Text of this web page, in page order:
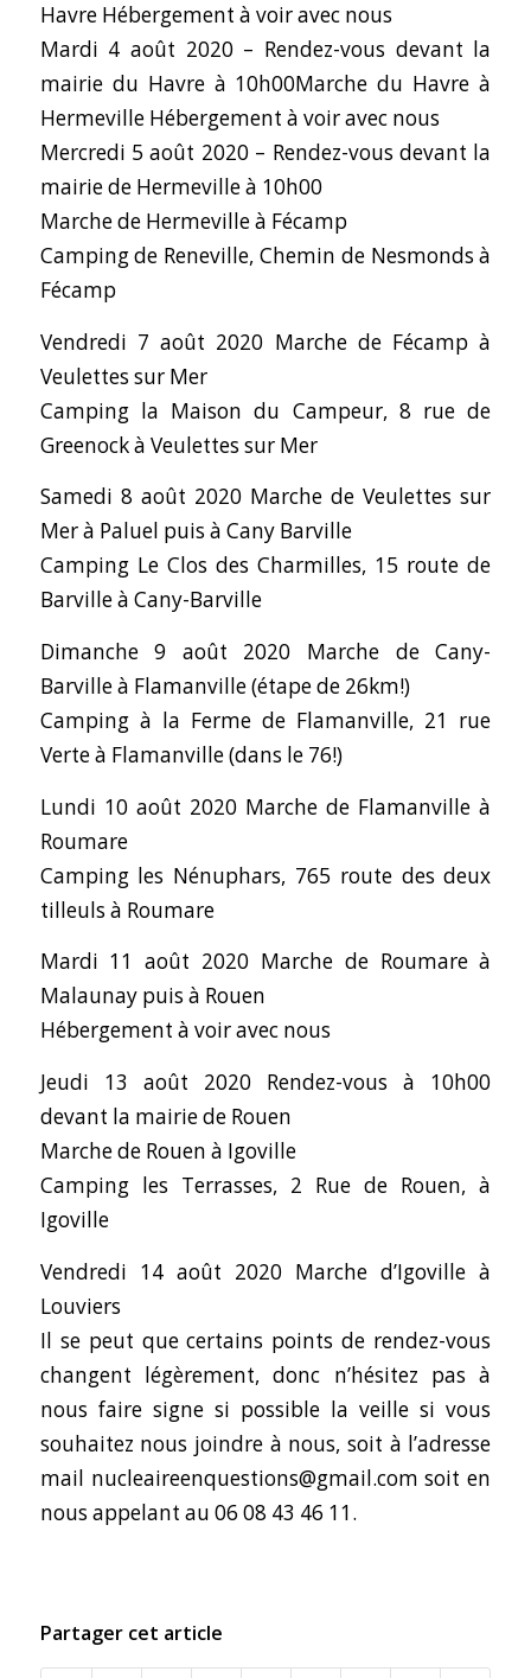
Havre Hébergement à voir avec nous
Mardi 4 août 2020 – Rendez-vous devant la
mairie du Havre à 10h00Marche du Havre à
Hermeville Hébergement à voir avec nous
Mercredi 5 août 2020 – Rendez-vous devant la
mairie de Hermeville à 10h00
Marche de Hermeville à Fécamp
Camping de Reneville, Chemin de Nesmonds à
Fécamp
Vendredi 7 août 2020 Marche de Fécamp à
Veulettes sur Mer
Camping la Maison du Campeur, 8 rue de
Greenock à Veulettes sur Mer
Samedi 8 août 2020 Marche de Veulettes sur
Mer à Paluel puis à Cany Barville
Camping Le Clos des Charmilles, 15 route de
Barville à Cany-Barville
Dimanche 9 août 2020 Marche de Cany-
Barville à Flamanville (étape de 26km!)
Camping à la Ferme de Flamanville, 21 rue
Verte à Flamanville (dans le 76!)
Lundi 10 août 2020 Marche de Flamanville à
Roumare
Camping les Nénuphars, 765 route des deux
tilleuls à Roumare
Mardi 11 août 2020 Marche de Roumare à
Malaunay puis à Rouen
Hébergement à voir avec nous
Jeudi 13 août 2020 Rendez-vous à 10h00
devant la mairie de Rouen
Marche de Rouen à Igoville
Camping les Terrasses, 2 Rue de Rouen, à
Igoville
Vendredi 14 août 2020 Marche d’Igoville à
Louviers
Il se peut que certains points de rendez-vous
changent légèrement, donc n’hésitez pas à
nous faire signe si possible la veille si vous
souhaitez nous joindre à nous, soit à l’adresse
mail nucleaireenquestions@gmail.com soit en
nous appelant au 06 08 43 46 11.
Partager cet article